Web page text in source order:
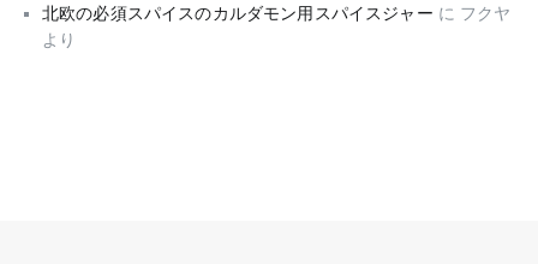
北欧の必須スパイスのカルダモン用スパイスジャー に フクヤ
より